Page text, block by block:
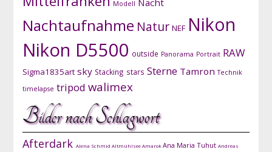
Modell Nacht
Nachtaufnahme Natur NEF Nikon
Nikon D5500 outside Panorama Portrait RAW
Sigma1835art sky Stacking stars Sterne Tamron Technik
timelapse tripod walimex
Bilder nach Schlagwort
Afterdark Alena Schmid AltmühlseeAmarokAna Maria Tuhut Andreas